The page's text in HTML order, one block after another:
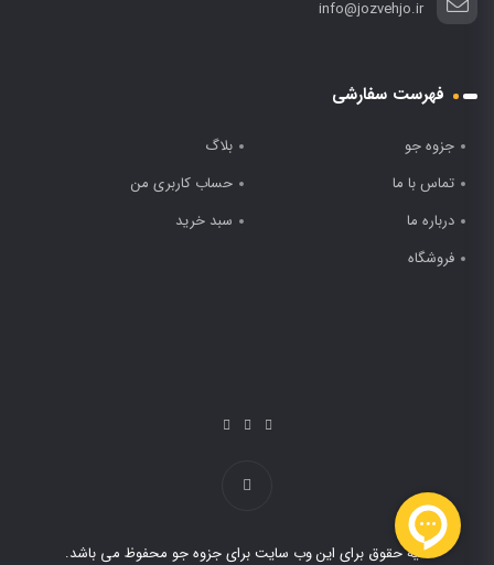
info@jozvehjo.ir
فهرست سفارشی
جزوه جو
بلاگ
تماس با ما
حساب کاربری من
درباره ما
سبد خرید
فروشگاه
کلیه حقوق برای این وب سایت برای جزوه جو محفوظ می باشد.